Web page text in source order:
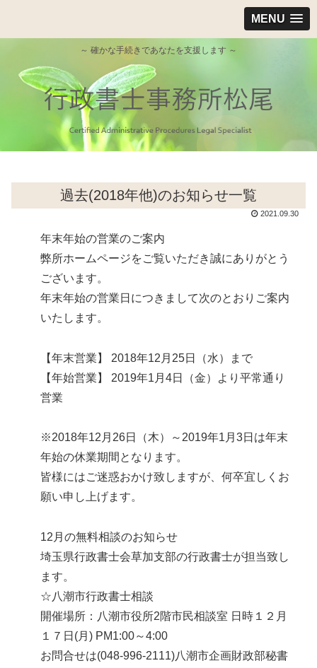
MENU
～ 確かな手続きであなたを支援します ～
過去(2018年他)のお知らせ一覧
2021.09.30
年末年始の営業のご案内
弊所ホームページをご覧いただき誠にありがとう
ございます。
年末年始の営業日につきまして次のとおりご案内
いたします。
【年末営業】 2018年12月25日（水）まで
【年始営業】 2019年1月4日（金）より平常通り
営業
※2018年12月26日（木）～2019年1月3日は年末
年始の休業期間となります。
皆様にはご迷惑おかけ致しますが、何卒宜しくお
願い申し上げます。
12月の無料相談のお知らせ
埼玉県行政書士会草加支部の行政書士が担当致し
ます。
☆八潮市行政書士相談
開催場所：八潮市役所2階市民相談室 日時１２月
１７日(月) PM1:00～4:00
お問合せは(048-996-2111)八潮市企画財政部秘書